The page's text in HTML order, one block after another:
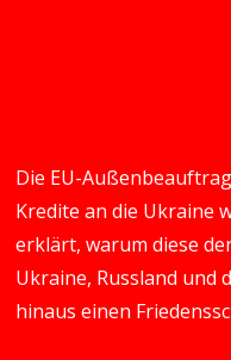
Die EU-
Kredite an die Ukraine
erklärt, warum diese
Ukraine, Russland und
hinaus einen